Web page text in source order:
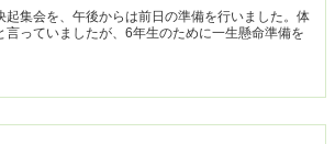
集会を、午後からは前日の準備を行いました。体
っていましたが、6年生のために一生懸命準備を